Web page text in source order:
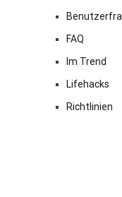
FAQ
Im Trend
Lifehacks
Richtlinien